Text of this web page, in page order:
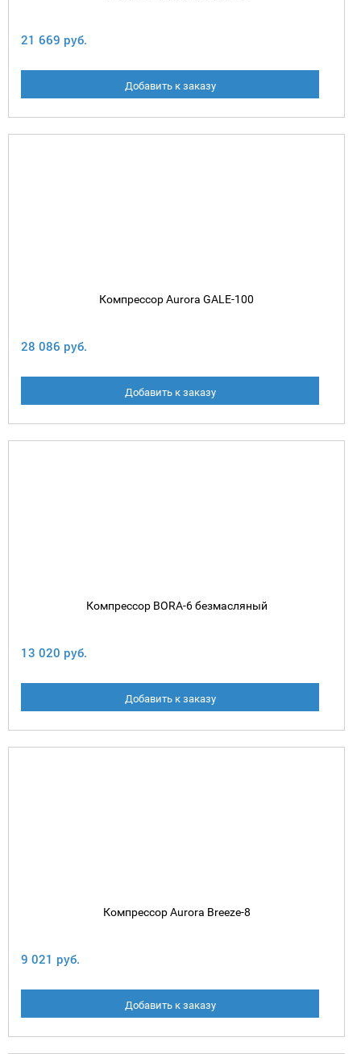
21 669 руб.
Добавить к заказу
Компрессор Aurora GALE-100
28 086 руб.
Добавить к заказу
Компрессор BORA-6 безмасляный
13 020 руб.
Добавить к заказу
Компрессор Aurora Breeze-8
9 021 руб.
Добавить к заказу